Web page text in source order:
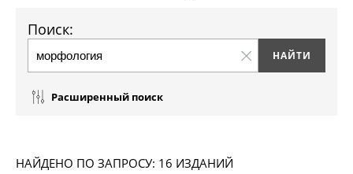
Поиск:
Расширенный поиск
НАЙДЕНО ПО ЗАПРОСУ: 16 ИЗДАНИЙ